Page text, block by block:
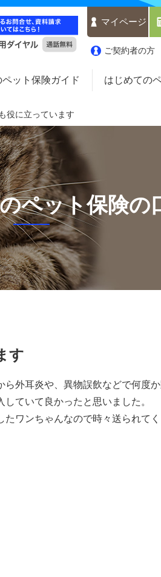
マイページ
ご契約者の方
ペット保険ガイド はじめての
役に立っています
ペット保険の
す
ら外耳炎や、異物誤飲などで何度
していて良かったと思いました。
たワンちゃんなので時々送られて